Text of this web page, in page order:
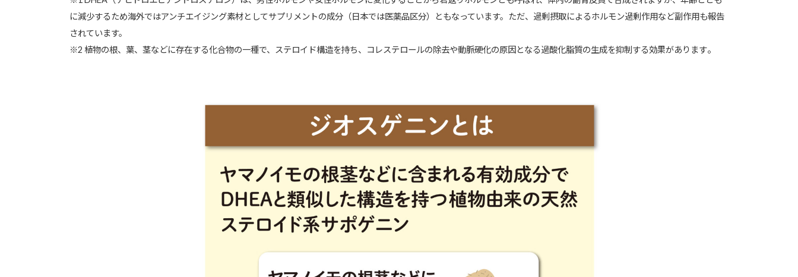
に減少するため海外ではアンチエイジング素材としてサプリメントの成分（日本では医薬品区分）ともなっています。ただ、過剰摂取によるホルモン過剰作用など副作用も報告
されています。
※2 植物の根、葉、茎などに存在する化合物の一種で、ステロイド構造を持ち、コレステロールの除去や動脈硬化の原因となる過酸化脂質の生成を抑制する効果があります。